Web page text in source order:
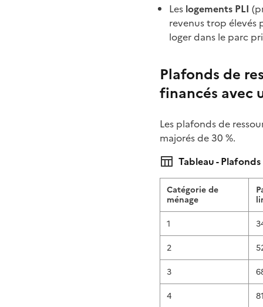
Les logements PLI
revenus trop élevés
loger dans le parc
Plafonds de
financés avec
Les plafonds de
majorés de 30 %.
Tableau -
Catégorie de
ménage
1
2
3
4